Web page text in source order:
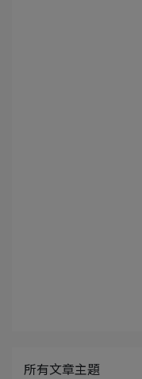
所有文章主題